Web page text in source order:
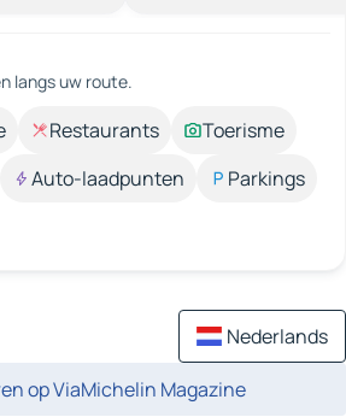
langs uw route.
Restaurants
Toerisme
Auto-laadpunten
Parkings
Nederlands
op ViaMichelin Magazine